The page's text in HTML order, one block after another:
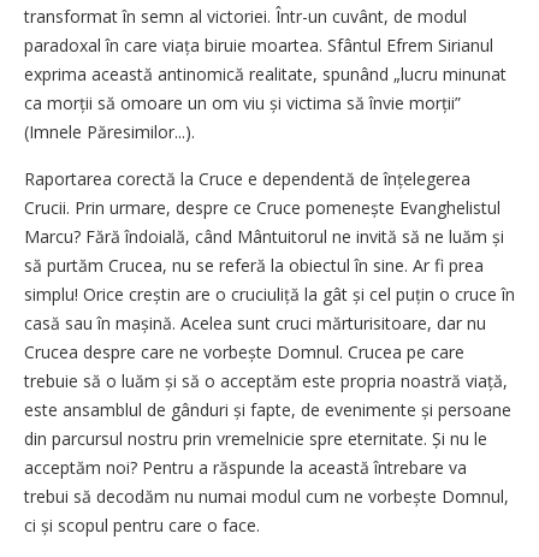
transformat în semn al victoriei. Într-un cuvânt, de modul
paradoxal în care viața biruie moartea. Sfântul Efrem Sirianul
exprima această antinomică realitate, spunând „lucru minunat
ca morții să omoare un om viu și victima să învie morții”
(Imnele Păresimilor...).
Raportarea corectă la Cruce e dependentă de înțelegerea
Crucii. Prin urmare, despre ce Cruce pomenește Evanghelistul
Marcu? Fără îndoială, când Mântuitorul ne invită să ne luăm și
să purtăm Crucea, nu se referă la obiectul în sine. Ar fi prea
simplu! Orice creștin are o cruciuliță la gât și cel puțin o cruce în
casă sau în mașină. Acelea sunt cruci mărturisitoare, dar nu
Crucea despre care ne vorbește Domnul. Crucea pe care
trebuie să o luăm și să o acceptăm este propria noastră viață,
este ansamblul de gânduri și fapte, de evenimente și persoane
din parcursul nostru prin vremelnicie spre eternitate. Și nu le
acceptăm noi? Pentru a răspunde la această întrebare va
trebui să decodăm nu numai modul cum ne vorbește Domnul,
ci și scopul pentru care o face.